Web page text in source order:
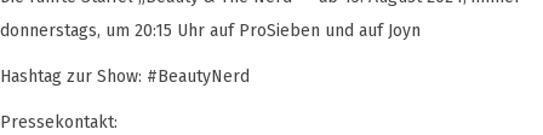
donnerstags, um 20:15 Uhr auf ProSieben und auf Joyn
Hashtag zur Show: #BeautyNerd
Pressekontakt: